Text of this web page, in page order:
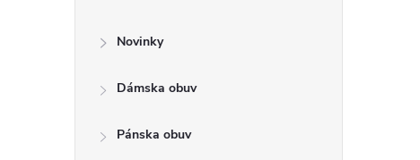
Novinky
Dámska obuv
Pánska obuv